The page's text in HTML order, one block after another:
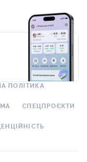
ПОЛІТИКА
СПЕЦПРОЄКТИ